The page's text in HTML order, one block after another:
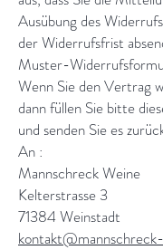
Ausübung des
der Widerrufsfrist
Muster-
Wenn Sie den Vertrag
dann füllen Sie bitte
und senden Sie es
An :
Mannschreck Weine
Kelterstrasse 3
71384 Weinstadt